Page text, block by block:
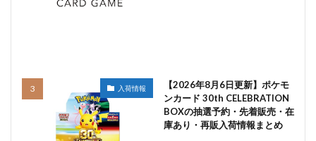
入荷情報
【2026年8月6日更新】ポケモ
ンカード 30th CELEBRATION
BOXの抽選予約・先着販売・在
庫あり・再販入荷情報まとめ